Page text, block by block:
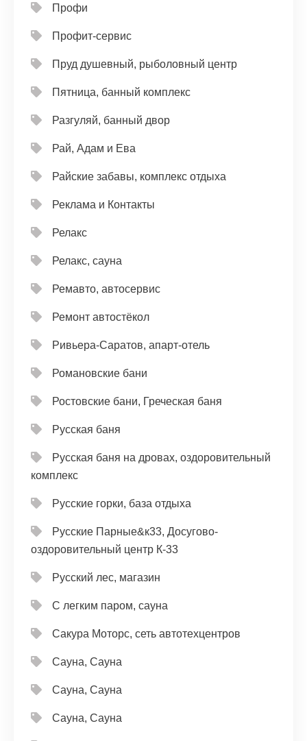
Профи
Профит-сервис
Пруд душевный, рыболовный центр
Пятница, банный комплекс
Разгуляй, банный двор
Рай, Адам и Ева
Райские забавы, комплекс отдыха
Реклама и Контакты
Релакс
Релакс, сауна
Ремавто, автосервис
Ремонт автостёкол
Ривьера-Саратов, апарт-отель
Романовские бани
Ростовские бани, Греческая баня
Русская баня
Русская баня на дровах, оздоровительный
комплекс
Русские горки, база отдыха
Русские Парные&к33, Досугово-
оздоровительный центр К-33
Русский лес, магазин
С легким паром, сауна
Сакура Моторс, сеть автотехцентров
Сауна, Сауна
Сауна, Сауна
Сауна, Сауна